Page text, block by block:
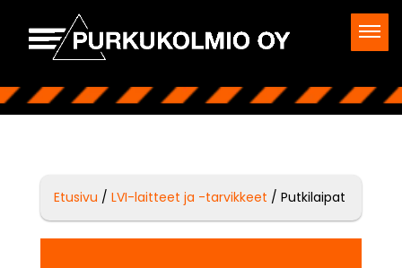
Etusivu / LVI-laitteet ja -tarvikkeet / Putkilaipat